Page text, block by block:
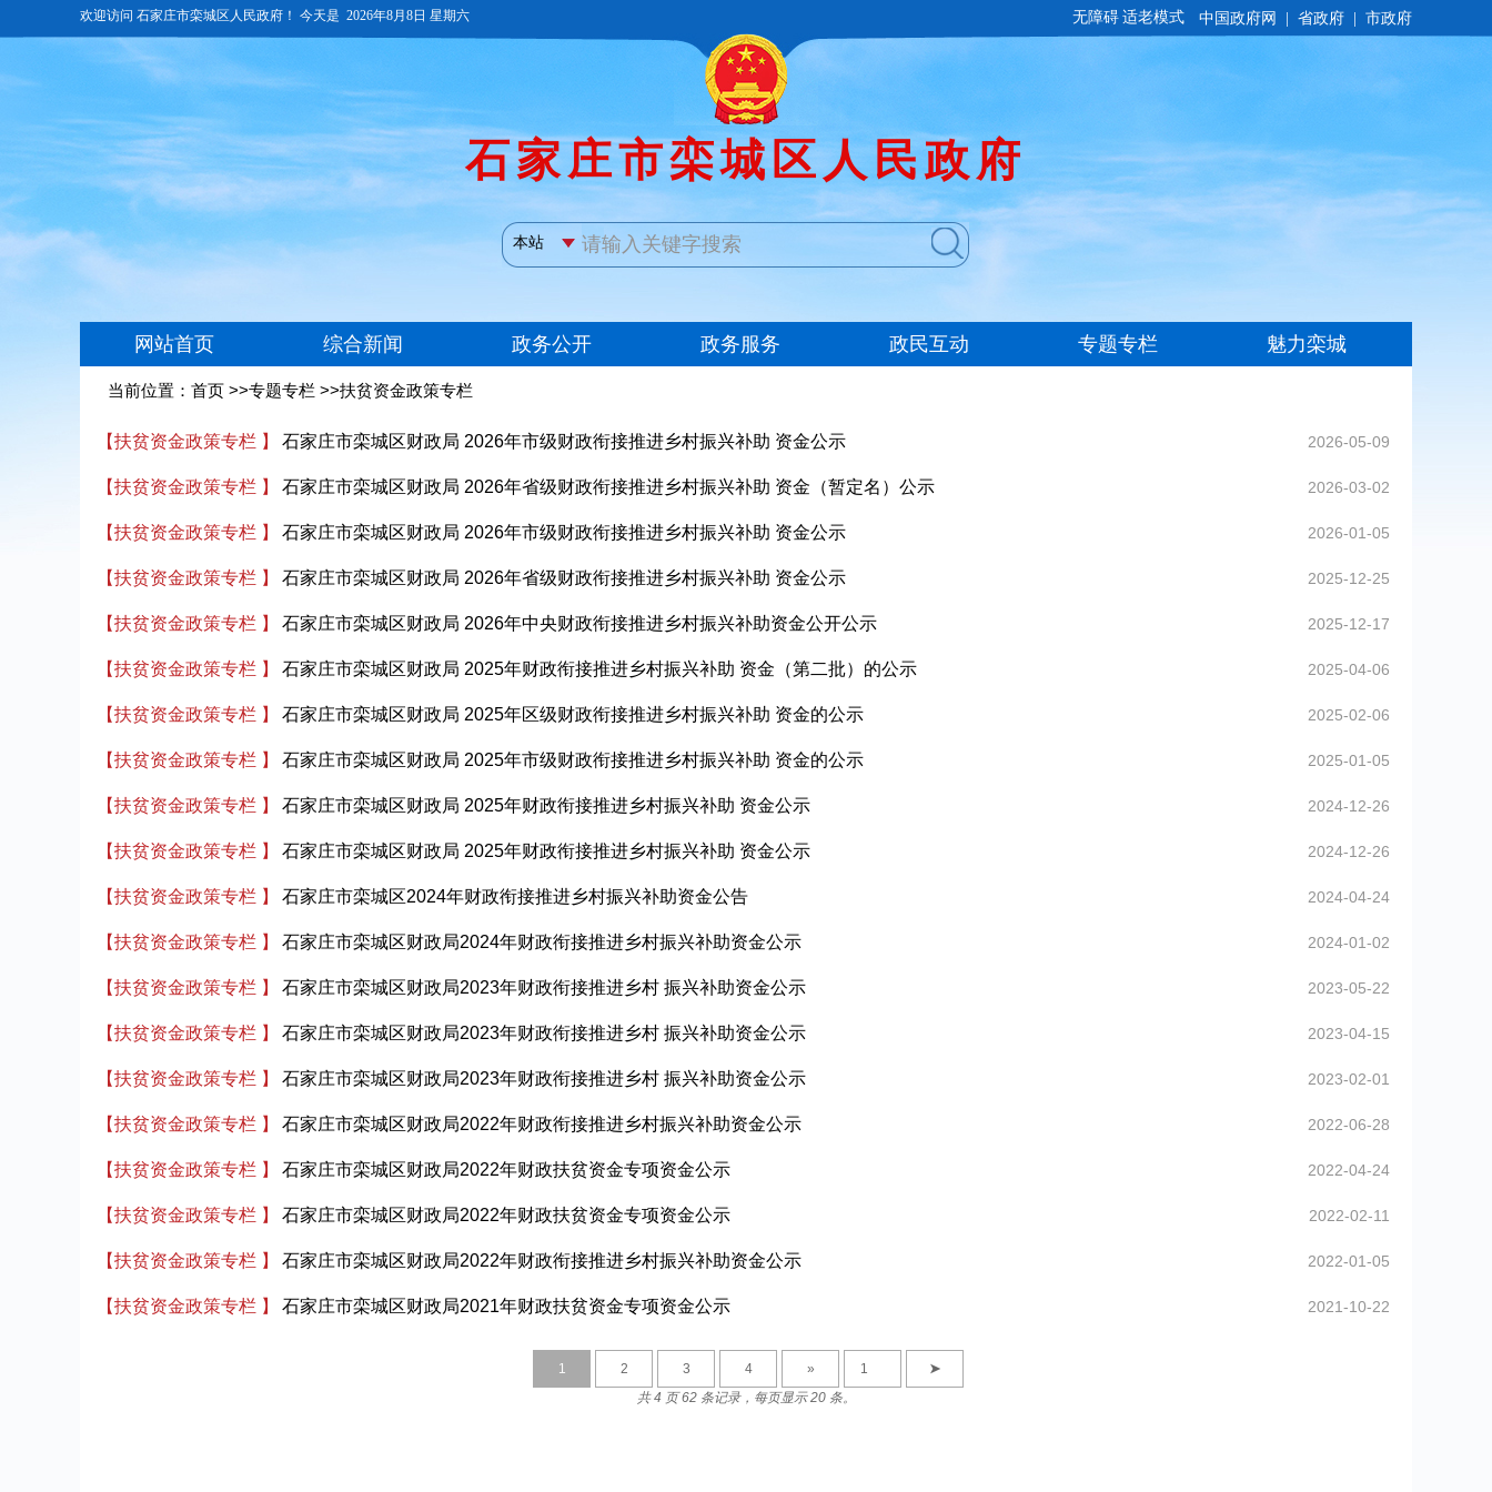
无障碍 适老模式
当前位置： 首页 >>专题专栏 >>扶贫资金政策专栏
【扶贫资金政策专栏 】 石家庄市栾城区财政局 2026年市级财政衔接推进乡村振兴补助 资金公示 2026-05-09
【扶贫资金政策专栏 】 石家庄市栾城区财政局 2026年省级财政衔接推进乡村振兴补助 资金（暂定名）公示 2026-03-02
【扶贫资金政策专栏 】 石家庄市栾城区财政局 2026年市级财政衔接推进乡村振兴补助 资金公示 2026-01-05
【扶贫资金政策专栏 】 石家庄市栾城区财政局 2026年省级财政衔接推进乡村振兴补助 资金公示 2025-12-25
【扶贫资金政策专栏 】 石家庄市栾城区财政局 2026年中央财政衔接推进乡村振兴补助资金公开公示 2025-12-17
【扶贫资金政策专栏 】 石家庄市栾城区财政局 2025年财政衔接推进乡村振兴补助 资金（第二批）的公示 2025-04-06
【扶贫资金政策专栏 】 石家庄市栾城区财政局 2025年区级财政衔接推进乡村振兴补助 资金的公示 2025-02-06
【扶贫资金政策专栏 】 石家庄市栾城区财政局 2025年市级财政衔接推进乡村振兴补助 资金的公示 2025-01-05
【扶贫资金政策专栏 】 石家庄市栾城区财政局 2025年财政衔接推进乡村振兴补助 资金公示 2024-12-26
【扶贫资金政策专栏 】 石家庄市栾城区财政局 2025年财政衔接推进乡村振兴补助 资金公示 2024-12-26
【扶贫资金政策专栏 】 石家庄市栾城区2024年财政衔接推进乡村振兴补助资金公告 2024-04-24
【扶贫资金政策专栏 】 石家庄市栾城区财政局2024年财政衔接推进乡村振兴补助资金公示 2024-01-02
【扶贫资金政策专栏 】 石家庄市栾城区财政局2023年财政衔接推进乡村 振兴补助资金公示 2023-05-22
【扶贫资金政策专栏 】 石家庄市栾城区财政局2023年财政衔接推进乡村 振兴补助资金公示 2023-04-15
【扶贫资金政策专栏 】 石家庄市栾城区财政局2023年财政衔接推进乡村 振兴补助资金公示 2023-02-01
【扶贫资金政策专栏 】 石家庄市栾城区财政局2022年财政衔接推进乡村振兴补助资金公示 2022-06-28
【扶贫资金政策专栏 】 石家庄市栾城区财政局2022年财政扶贫资金专项资金公示 2022-04-24
【扶贫资金政策专栏 】 石家庄市栾城区财政局2022年财政扶贫资金专项资金公示 2022-02-11
【扶贫资金政策专栏 】 石家庄市栾城区财政局2022年财政衔接推进乡村振兴补助资金公示 2022-01-05
【扶贫资金政策专栏 】 石家庄市栾城区财政局2021年财政扶贫资金专项资金公示 2021-10-22
1 2 3 4 »
➤
共 4 页 62 条记录，每页显示 20 条。